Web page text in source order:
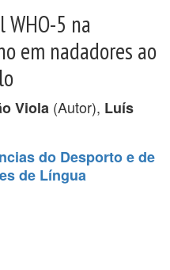
5 na
em nadadores ao
Viola (Autor), Luís
do Desporto e de
de Língua